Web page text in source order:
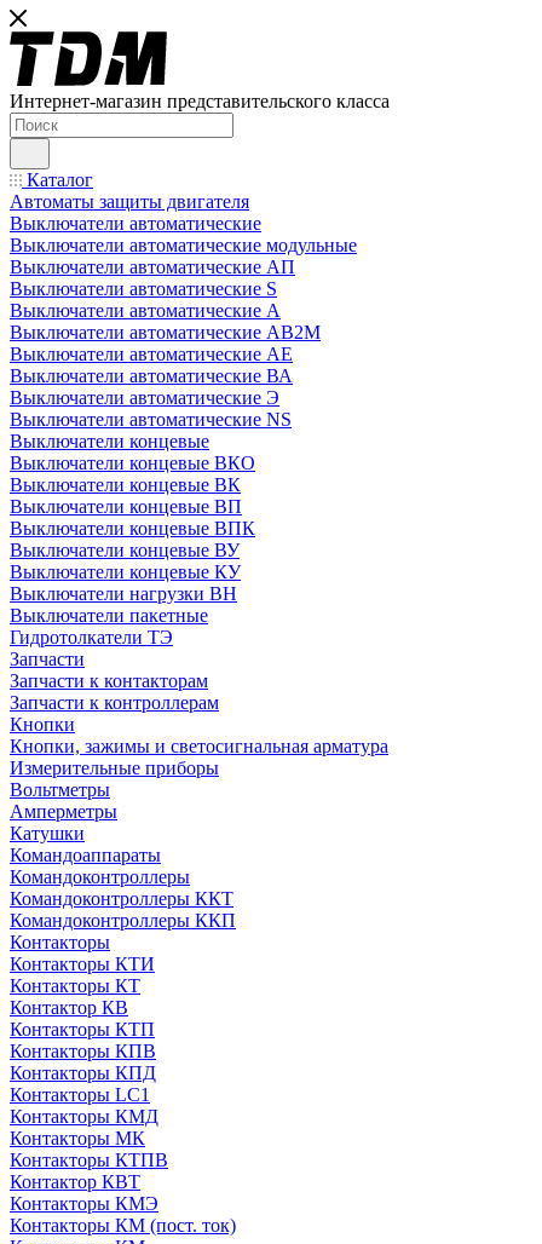
Интернет-магазин представительского класса
Каталог
Автоматы защиты двигателя
Выключатели автоматические
Выключатели автоматические модульные
Выключатели автоматические АП
Выключатели автоматические S
Выключатели автоматические А
Выключатели автоматические АВ2М
Выключатели автоматические АЕ
Выключатели автоматические ВА
Выключатели автоматические Э
Выключатели автоматические NS
Выключатели концевые
Выключатели концевые ВКО
Выключатели концевые ВК
Выключатели концевые ВП
Выключатели концевые ВПК
Выключатели концевые ВУ
Выключатели концевые КУ
Выключатели нагрузки ВН
Выключатели пакетные
Гидротолкатели ТЭ
Запчасти
Запчасти к контакторам
Запчасти к контроллерам
Кнопки
Кнопки, зажимы и светосигнальная арматура
Измерительные приборы
Вольтметры
Амперметры
Катушки
Командоаппараты
Командоконтроллеры
Командоконтроллеры ККТ
Командоконтроллеры ККП
Контакторы
Контакторы КТИ
Контакторы КТ
Контактор КВ
Контакторы КТП
Контакторы КПВ
Контакторы КПД
Контакторы LC1
Контакторы КМД
Контакторы МК
Контакторы КТПВ
Контактор КВТ
Контакторы КМЭ
Контакторы КМ (пост. ток)